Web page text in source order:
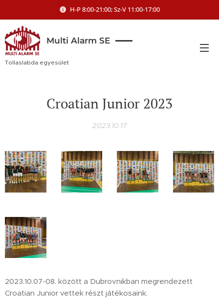
H-P 8:00-21:00; Sz-V 11:00-17:00
Multi Alarm SE
Tollaslabda egyesület
Croatian Junior 2023
2023.10.17
2023.10.07-08. között a Dubrovnikban megrendezett
Croatian Junior vettek részt játékosaink.